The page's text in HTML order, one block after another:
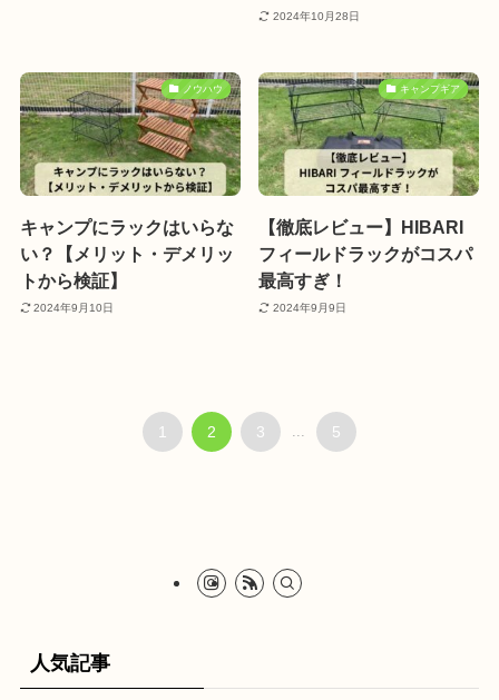
2024年10月28日
ノウハウ
キャンプにラックはいらな
い？【メリット・デメリッ
トから検証】
2024年9月10日
キャンプギア
【徹底レビュー】HIBARI
フィールドラックがコスパ
最高すぎ！
2024年9月9日
1 2 3 ... 5
人気記事